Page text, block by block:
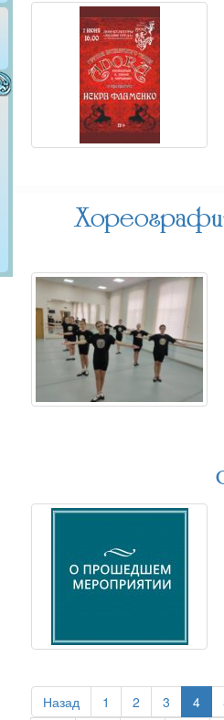
Назад 1 2 3 4